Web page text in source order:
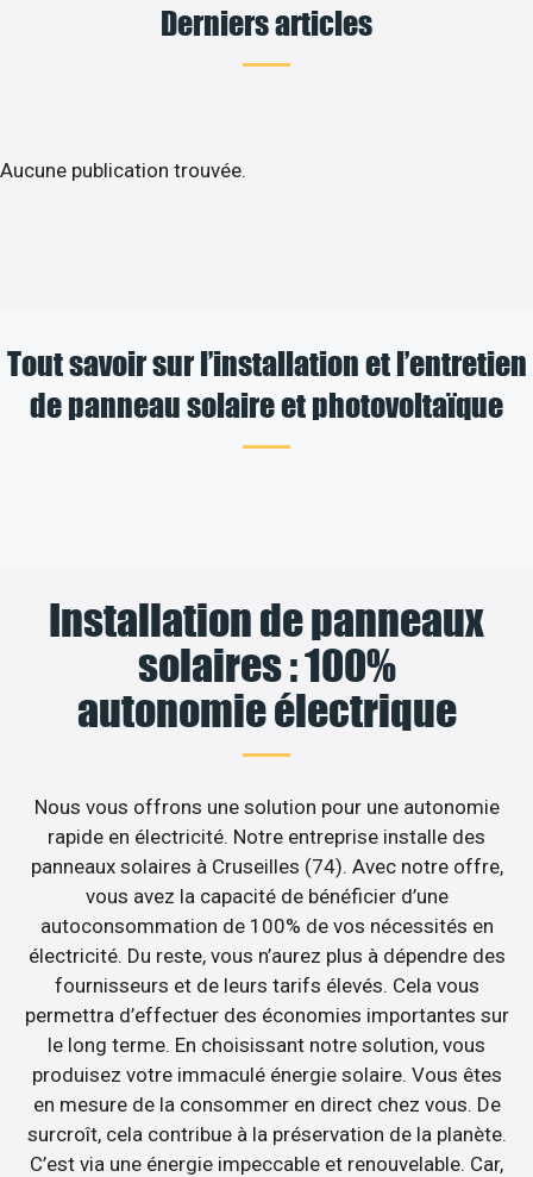
Derniers articles
Aucune publication trouvée.
Tout savoir sur l’installation et l’entretien
de panneau solaire et photovoltaïque
Installation de panneaux
solaires : 100%
autonomie électrique
Nous vous offrons une solution pour une autonomie
rapide en électricité. Notre entreprise installe des
panneaux solaires à Cruseilles (74). Avec notre offre,
vous avez la capacité de bénéficier d’une
autoconsommation de 100% de vos nécessités en
électricité. Du reste, vous n’aurez plus à dépendre des
fournisseurs et de leurs tarifs élevés. Cela vous
permettra d’effectuer des économies importantes sur
le long terme. En choisissant notre solution, vous
produisez votre immaculé énergie solaire. Vous êtes
en mesure de la consommer en direct chez vous. De
surcroît, cela contribue à la préservation de la planète.
C’est via une énergie impeccable et renouvelable. Car,